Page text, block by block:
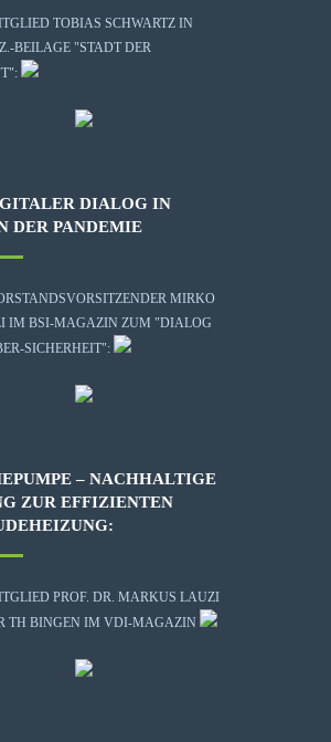
TOBIAS SCHWARTZ IN
BEILAGE "STADT DER
DIALOG IN
DER PANDEMIE
MIRKO
IM BSI-MAGAZIN ZUM "DIALOG
SICHERHEIT":
– NACHHALTIGE
ZUR EFFIZIENTEN
PROF. DR. MARKUS LAUZI
TH BINGEN IM VDI-MAGAZIN